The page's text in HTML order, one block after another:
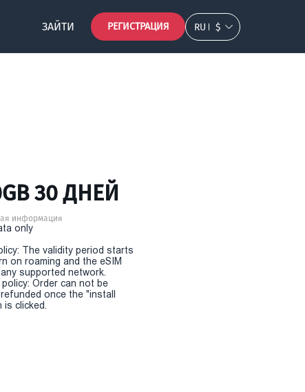
ЗАЙТИ РЕГИСТРАЦИЯ RU $
30 ДНЕЙ
информация
only
The validity period starts
on roaming and the eSIM
supported network.
Order can not be
once the "install
clicked.